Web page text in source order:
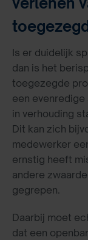
Is er duidelijk
dan is het
toegezegde
een evenredige
in verhouding
Dit kan zich
medewerker
ernstig heeft
andere
gegrepen.
Daarbij moet
dat een